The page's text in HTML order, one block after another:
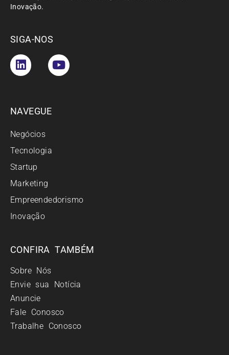
Inovação.
SIGA-NOS
NAVEGUE
Negócios
Tecnologia
Startup
Marketing
Empreendedorismo
Inovação
CONFIRA TAMBÉM
Sobre Nós
Envie sua Notícia
Anuncie
Fale Conosco
Trabalhe Conosco